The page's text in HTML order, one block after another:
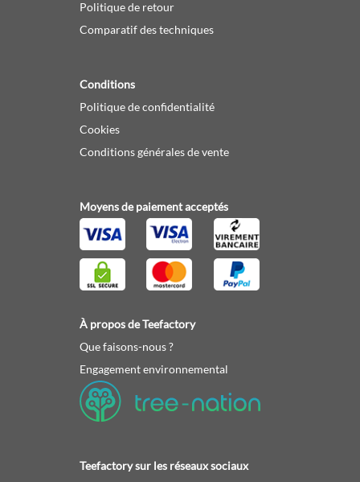
Politique de retour
Comparatif des techniques
Conditions
Politique de confidentialité
Cookies
Conditions générales de vente
Moyens de paiement acceptés
À propos de Teefactory
Que faisons-nous ?
Engagement environnemental
Teefactory sur les réseaux sociaux